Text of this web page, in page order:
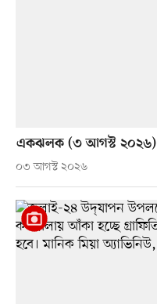
একঝলক (৩ আগস্ট ২০২৬)
০৩ আগস্ট ২০২৬